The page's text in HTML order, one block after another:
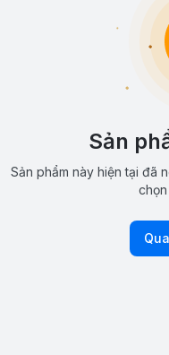
Sản
Sản phẩm này hiện tại đã